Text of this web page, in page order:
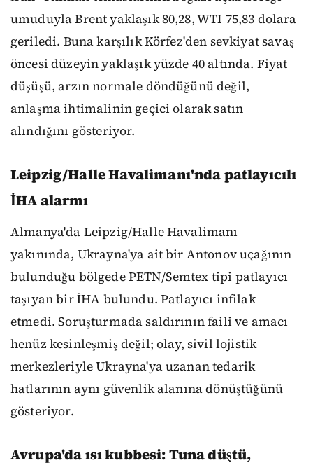
umuduyla Brent yaklaşık 80,28, WTI 75,83 dolara
geriledi. Buna karşılık Körfez'den sevkiyat savaş
öncesi düzeyin yaklaşık yüzde 40 altında. Fiyat
düşüşü, arzın normale döndüğünü değil,
anlaşma ihtimalinin geçici olarak satın
alındığını gösteriyor.
Leipzig/Halle Havalimanı'nda patlayıcılı
İHA alarmı
Almanya'da Leipzig/Halle Havalimanı
yakınında, Ukrayna'ya ait bir Antonov uçağının
bulunduğu bölgede PETN/Semtex tipi patlayıcı
taşıyan bir İHA bulundu. Patlayıcı infilak
etmedi. Soruşturmada saldırının faili ve amacı
henüz kesinleşmiş değil; olay, sivil lojistik
merkezleriyle Ukrayna'ya uzanan tedarik
hatlarının aynı güvenlik alanına dönüştüğünü
gösteriyor.
Avrupa'da ısı kubbesi: Tuna düştü,